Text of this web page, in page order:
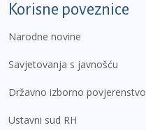
Korisne poveznice
Narodne novine
Savjetovanja s javnošću
Državno izborno povjerenstvo
Ustavni sud RH